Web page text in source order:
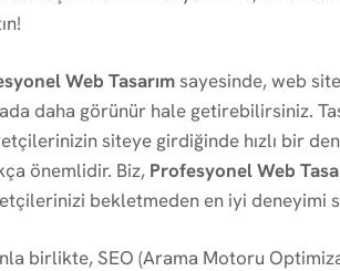
Web Tasarımsayesinde, web
daha görünür hale getirebilirsiniz.
siteye girdiğinde hızlı bir
önemlidir. Biz, Profesyonel Web
bekletmeden en iyi deneyimi
birlikte, SEO (Arama Motoru